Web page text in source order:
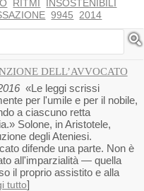
RITMI
INSOSTENIBILI
9945 2014
DELL’AVVOCATO
«Le leggi scrissi
per l'umile e per il nobile,
a ciascuno retta
Solone, in Aristotele,
degli Ateniesi.
difende una parte. Non è
all'imparzialità — quella
il proprio assistito e alla
tutto]